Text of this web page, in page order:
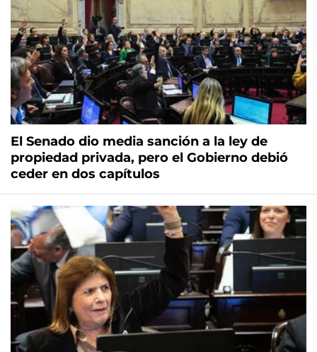
El Senado dio media sanción a la ley de
propiedad privada, pero el Gobierno debió
ceder en dos capítulos